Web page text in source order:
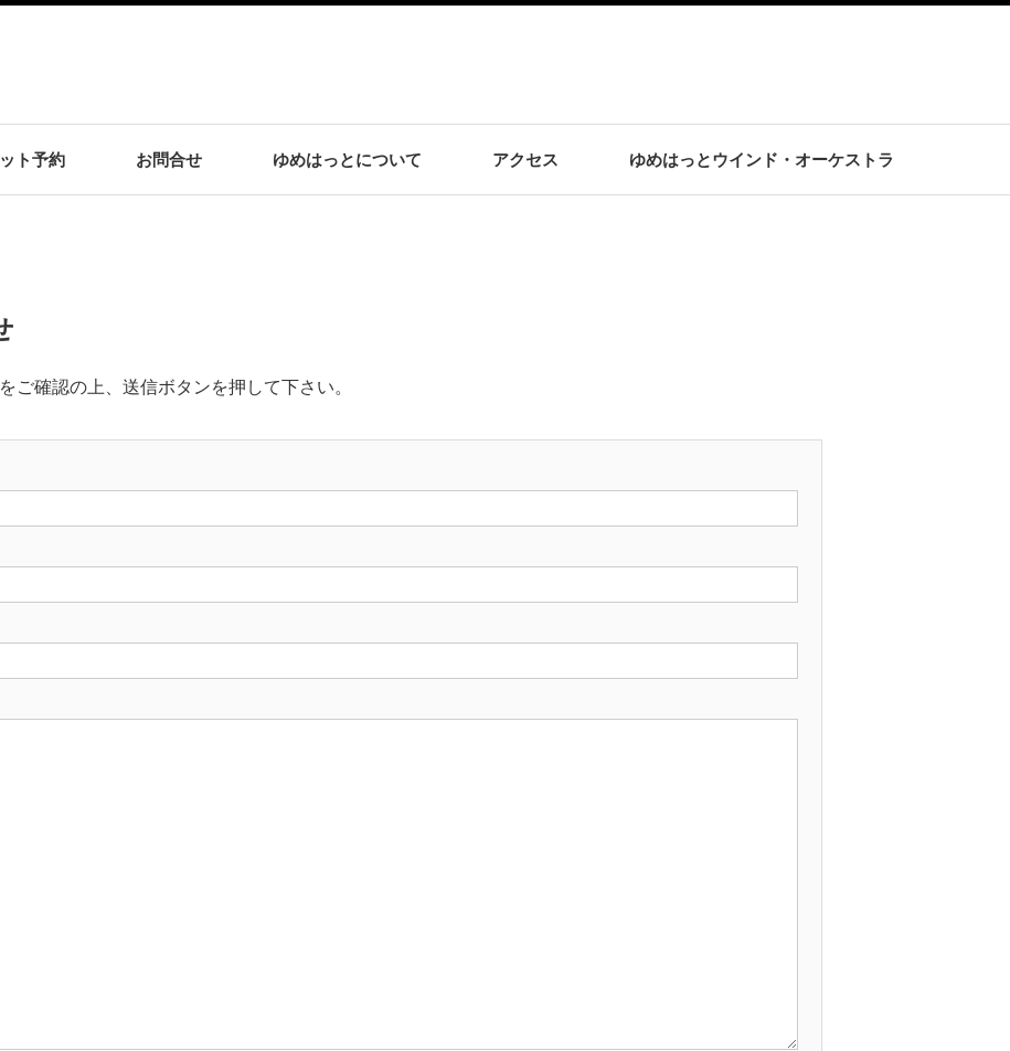
ト予約 お問合せ ゆめはっとについて アクセス ゆめはっとウインド・オーケストラ
ご確認の上、送信ボタンを押して下さい。